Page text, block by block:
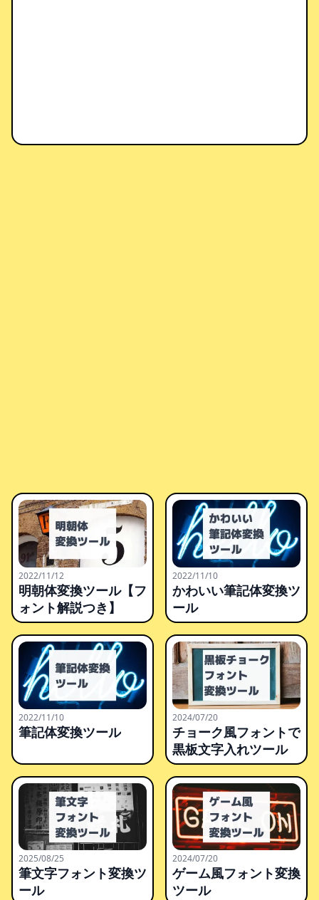
2022/11/12
明朝体変換ツール【フ
ォント解説つき】
2022/11/10
かわいい筆記体変換ツ
ール
2022/11/10
筆記体変換ツール
2024/07/20
チョーク風フォントで
黒板文字入れツール
2025/08/25
筆文字フォント変換ツ
ール
2024/07/20
ゲーム風フォント変換
ツール